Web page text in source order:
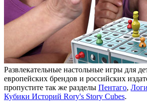
Развлекательные настольные игры для
европейских брендов и российских
пропустите так же разделы Пентаго,
Кубики Историй Rory's Story Cubes.